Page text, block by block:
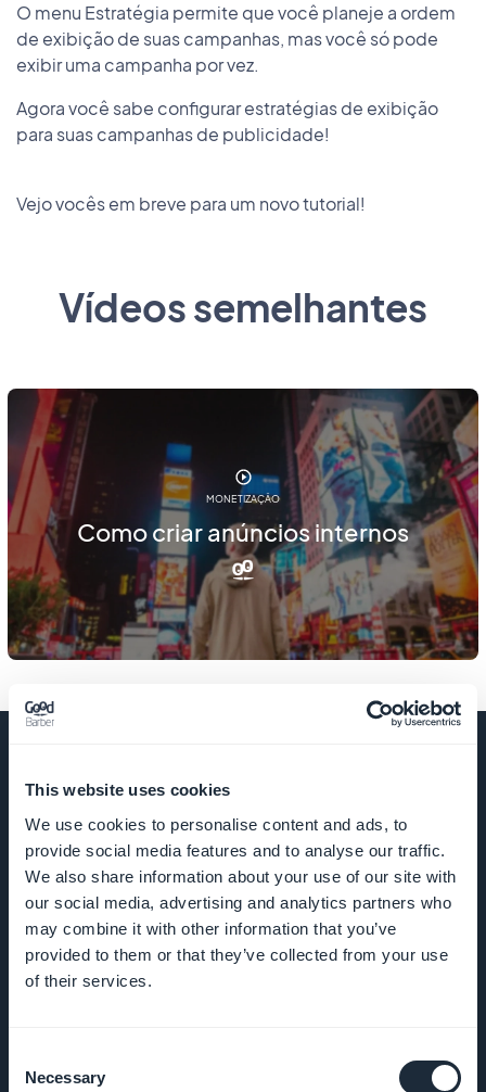
This website uses cookies
We use cookies to personalise content and ads, to
provide social media features and to analyse our traffic.
We also share information about your use of our site with
our social media, advertising and analytics partners who
may combine it with other information that you’ve
provided to them or that they’ve collected from your use
of their services.
Selection
Necessary
O menu Estratégia permite que você planeje a ordem
de exibição de suas campanhas, mas você só pode
exibir uma campanha por vez.
Agora você sabe configurar estratégias de exibição
para suas campanhas de publicidade!
Vejo vocês em breve para um novo tutorial!
Vídeos semelhantes
MONETIZAÇÃO
Como criar anúncios internos
EMPRESA
Sobre nós
Suporte
incrível